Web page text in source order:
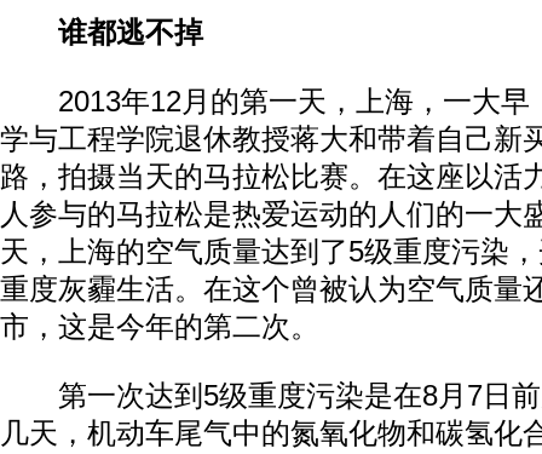
谁都逃不掉
2013年12月的第一天，上海，一大早
学与工程学院退休教授蒋大和带着自己新
路，拍摄当天的马拉松比赛。在这座以活
人参与的马拉松是热爱运动的人们的一大
天，上海的空气质量达到了5级重度污染
重度灰霾生活。在这个曾被认为空气质量
市，这是今年的第二次。
第一次达到5级重度污染是在8月7日前
几天，机动车尾气中的氮氧化物和碳氢化